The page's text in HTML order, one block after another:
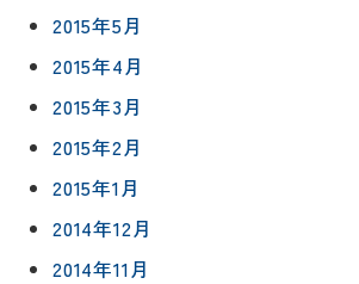
2015年5月
2015年4月
2015年3月
2015年2月
2015年1月
2014年12月
2014年11月